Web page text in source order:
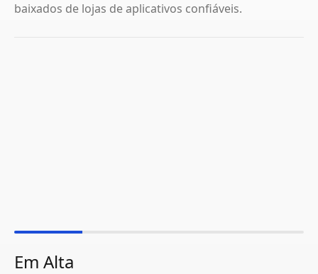
baixados de lojas de aplicativos confiáveis.
Em Alta